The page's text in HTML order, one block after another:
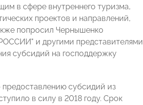
в сфере внутреннего туризма,
проектов и направлений,
попросил Чернышенко
и другими представителями
субсидий на господдержку
предоставлению субсидий из
в силу в 2018 году. Срок